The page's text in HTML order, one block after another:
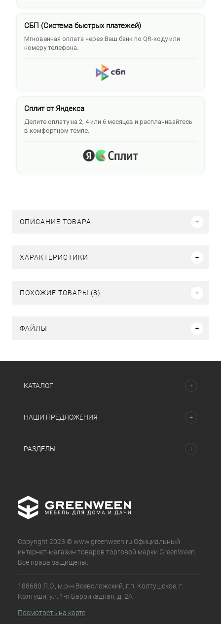
СБП (Система быстрых платежей)
Мгновенная оплата через Ваш банк по QR-коду или
номеру телефона.
Сплит от Яндекса
Делите оплату на 2, 4 или 6 месяцев и расплачивайтесь
в комфортном темпе.
ОПИСАНИЕ ТОВАРА
ХАРАКТЕРИСТИКИ
ПОХОЖИЕ ТОВАРЫ (8)
ФАЙЛЫ
КАТАЛОГ
НАШИ ПРЕДЛОЖЕНИЯ
РАЗДЕЛЫ
Copyright 2023 © www.greenween.ru Официальный
интернет-магазин товаров торговой марки GreenWeen.
Все права защищены.
188680 Л.О., м.р-н Всеволожский, г.п. Колтушское, г.
Колтуши, ул. 1-я Баррикадная, д. 2А
Посмотреть на карте